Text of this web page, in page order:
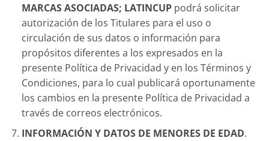
MARCAS ASOCIADAS; LATINCUPpodrá solicitar
autorización de los Titulares para el uso o
circulación de sus datos o información para
propósitos diferentes a los expresados en la
presente Política de Privacidad y en los Términos y
Condiciones, para lo cual publicará oportunamente
los cambios en la presente Política de Privacidad a
través de correos electrónicos.
INFORMACIÓN Y DATOS DE MENORES DE EDAD.